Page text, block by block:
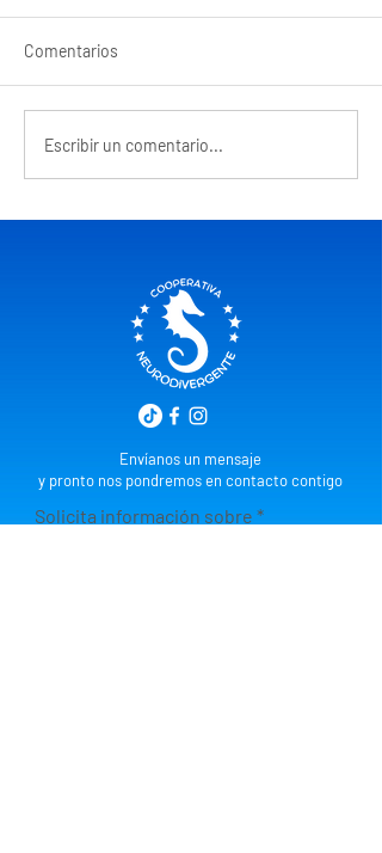
Comentarios
Escribir un comentario...
Envíanos un mensaje
y pronto nos pondremos en contacto contigo
Solicita información sobre